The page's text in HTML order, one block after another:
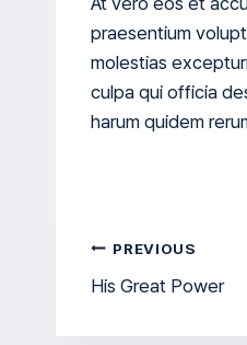
praesentium
molestias
culpa qui officia
harum quidem
글
탐
PREVIOUS
His Great Power